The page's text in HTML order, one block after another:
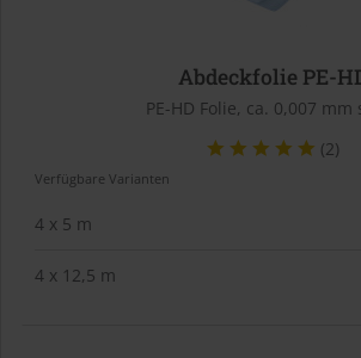
Abdeckfolie PE-
PE-HD Folie, ca. 0,007 mm
(2)
Verfügbare Varianten
4 x 5 m
4 x 12,5 m